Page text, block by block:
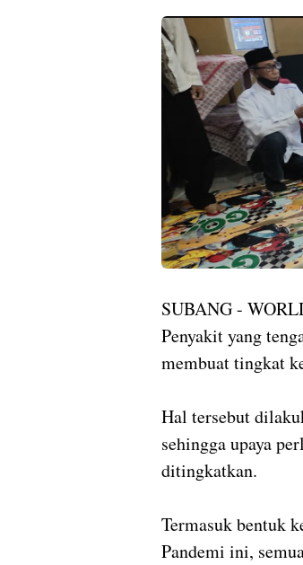
SUBANG -
Penyakit yang
membuat tingkat
Hal tersebut
sehingga upaya
ditingkatkan.
Termasuk bentuk
Pandemi ini,